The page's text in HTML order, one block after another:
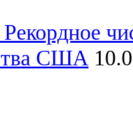
США